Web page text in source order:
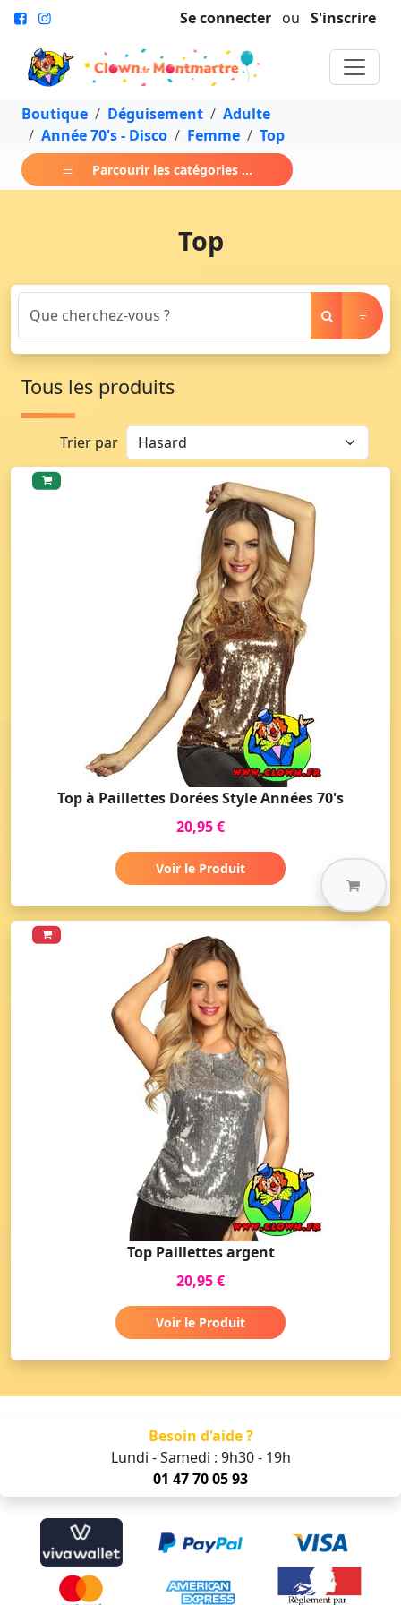
Se connecter ou S'inscrire
Boutique Déguisement
Adulte
Année 70's - Disco
Femme Top
Parcourir les catégories ...
Top
Tous les produits
Trier par
Top à Paillettes Dorées Style Années 70's
20,95 €
Voir le Produit
Top Paillettes argent
20,95 €
Voir le Produit
Besoin d'aide ?
Lundi - Samedi : 9h30 - 19h
01 47 70 05 93